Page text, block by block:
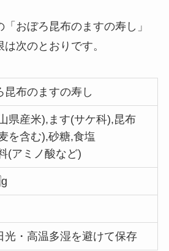
おぼろ昆布のますの寿し」
次のとおりです。
昆布のますの寿し
県産米),ます(サケ科),昆布
を含む),砂糖,食塩
(アミノ酸など)
光・高温多湿を避けて保存